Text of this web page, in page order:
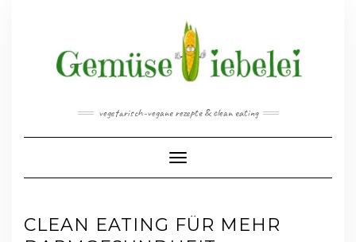
vegetarisch-vegane rezepte & clean eating
Toggle Navigation
CLEAN EATING FÜR MEHR